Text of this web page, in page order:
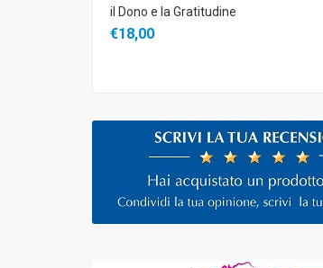
il Dono e la Gratitudine
€18,00